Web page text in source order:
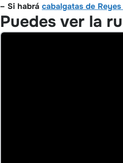
– Si habrá cabalgatas de
Puedes ver la